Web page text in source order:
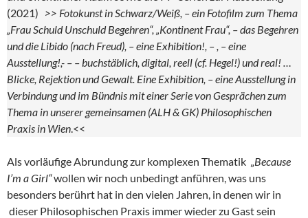
(2021) >> Fotokunst in Schwarz/Weiß, – ein Fotofilm zum Thema
„Frau Schuld Unschuld Begehren“, „Kontinent Frau“, – das Begehren
und die Libido (nach Freud), – eine Exhibition!, – , – eine
Ausstellung!,- – – buchstäblich, digital, reell (cf. Hegel!) und real! …
Blicke, Rejektion und Gewalt. Eine Exhibition, – eine Ausstellung in
Verbindung und im Bündnis mit einer Serie von Gesprächen zum
Thema in unserer gemeinsamen (ALH & GK) Philosophischen
Praxis in Wien.<<
Als vorläufige Abrundung zur komplexen Thematik „Because
I’m a Girl“wollen wir noch unbedingt anführen, was uns
besonders berührt hat in den vielen Jahren, in denen wir in
dieser Philosophischen Praxis immer wieder zu Gast sein